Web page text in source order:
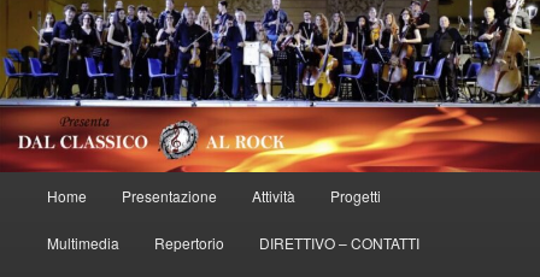
principale
Home Presentazione Attività Progetti
Multimedia Repertorio DIRETTIVO – CONTATTI